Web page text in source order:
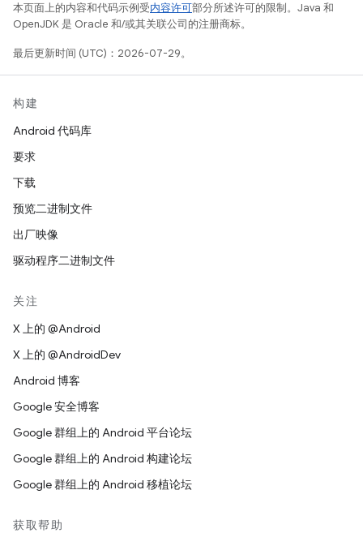
本页面上的内容和代码示例受内容许可部分所述许可的限制。Java 和
OpenJDK 是 Oracle 和/或其关联公司的注册商标。
最后更新时间 (UTC)：2026-07-29。
构建
Android 代码库
要求
下载
预览二进制文件
出厂映像
驱动程序二进制文件
关注
X 上的 @Android
X 上的 @AndroidDev
Android 博客
Google 安全博客
Google 群组上的 Android 平台论坛
Google 群组上的 Android 构建论坛
Google 群组上的 Android 移植论坛
获取帮助